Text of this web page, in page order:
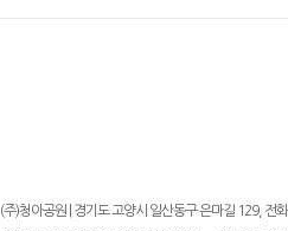
(주)청아공원 | 경기도 고양시 일산동구 은마길 129,